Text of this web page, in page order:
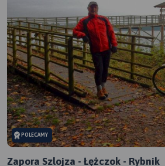
POLECAMY
Zapora Szlojza - Łężczok - Rybnik